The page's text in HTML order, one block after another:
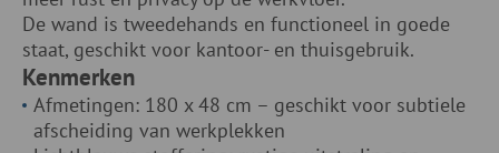
De wand is tweedehands en functioneel in goede
staat, geschikt voor kantoor- en thuisgebruik.
Kenmerken
Afmetingen: 180 x 48 cm – geschikt voor subtiele
afscheiding van werkplekken